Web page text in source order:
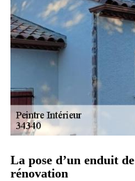
La pose d’un enduit
rénovation